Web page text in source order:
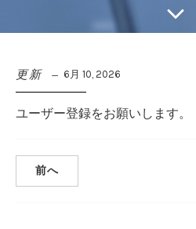
更新 6月 10, 2026
ユーザー登録をお願いします。
前へ